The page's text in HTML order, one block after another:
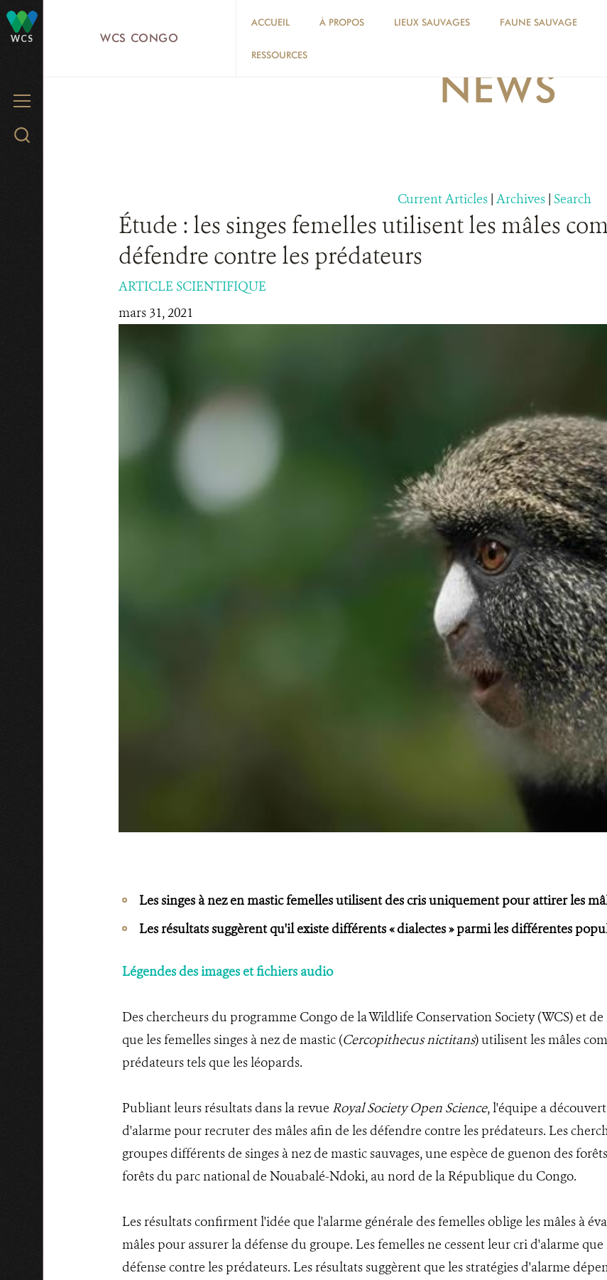
WCS
MENU
Search
WCS CONGO
ACCUEIL À PROPOS LIEUX SAUVAGES FAUNE SAUVAGE
RESSOURCES
NEWS
Current Articles | Archives | Search
Étude : les singes femelles utilisent les mâles
défendre contre les prédateurs
ARTICLE SCIENTIFIQUE
mars 31, 2021
Les singes à nez en mastic femelles utilisent des cris uniquement pour attirer les
Les résultats suggèrent qu'il existe différents « dialectes » parmi les différentes
Légendes des images et fichiers audio
Des chercheurs du programme Congo de la Wildlife Conservation Society (WCS) et
que les femelles singes à nez de mastic (Cercopithecus nictitans) utilisent les mâles
prédateurs tels que les léopards.
Publiant leurs résultats dans la revue Royal Society Open Science, l'équipe a
d'alarme pour recruter des mâles afin de les défendre contre les prédateurs. Les
groupes différents de singes à nez de mastic sauvages, une espèce de guenon des
forêts du parc national de Nouabalé-Ndoki, au nord de la République du Congo.
Les résultats confirment l'idée que l'alarme générale des femelles oblige les mâles à
mâles pour assurer la défense du groupe. Les femelles ne cessent leur cri d'alarme
défense contre les prédateurs. Les résultats suggèrent que les stratégies d'alarme